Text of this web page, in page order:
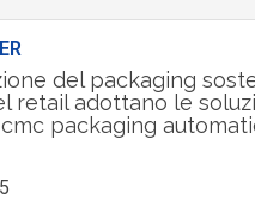
del packaging
retail adottano le
packaging